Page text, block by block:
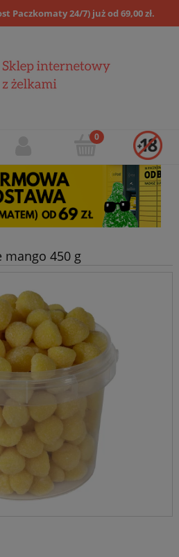
Paczkomaty 24/7) już od 69,00 zł.
mango 450 g